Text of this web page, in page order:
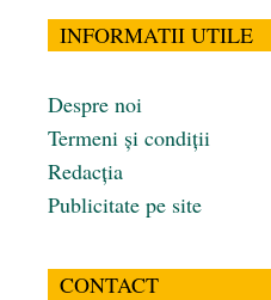
INFORMATII UTILE
Despre noi
Termeni și condiții
Redacția
Publicitate pe site
CONTACT